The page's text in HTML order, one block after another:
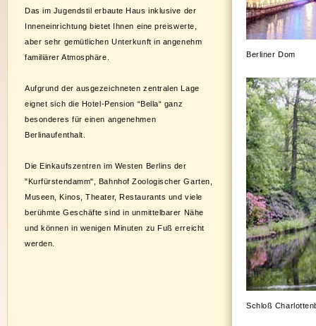
Das im Jugendstil erbaute Haus inklusive der
Inneneinrichtung bietet Ihnen eine preiswerte,
aber sehr gemütlichen Unterkunft in angenehm
familiärer Atmosphäre.
Aufgrund der ausgezeichneten zentralen Lage
eignet sich die Hotel-Pension “Bella“ ganz
besonderes für einen angenehmen
Berlinaufenthalt.
Die Einkaufszentren im Westen Berlins der
"Kurfürstendamm", Bahnhof Zoologischer Garten,
Museen, Kinos, Theater, Restaurants und viele
berühmte Geschäfte sind in unmittelbarer Nähe
und können in wenigen Minuten zu Fuß erreicht
werden.
Berliner Dom
Schloß